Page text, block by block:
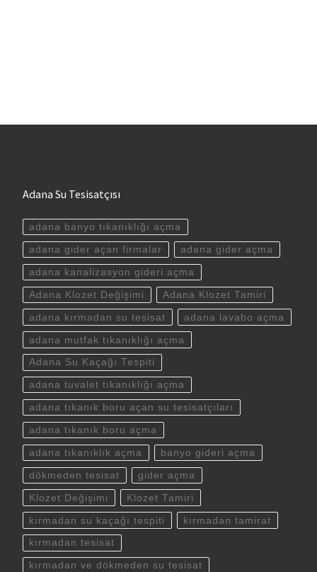
Adana Su Tesisatçısı
adana banyo tıkanıklığı açma
adana gider açan firmalar adana gider açma
adana kanalizasyon gideri açma
Adana Klozet Değişimi Adana Klozet Tamiri
adana kırmadan su tesisat adana lavabo açma
adana mutfak tıkanıklığı açma
Adana Su Kaçağı Tespiti
adana tuvalet tıkanıklığı açma
adana tıkanık boru açan su tesisatçıları
adana tıkanık boru açma
adana tıkanıklık açma banyo gideri açma
dökmeden tesisat gider açma
Klozet Değişimi Klozet Tamiri
kırmadan su kaçağı tespiti kırmadan tamirat
kırmadan tesisat
kırmadan ve dökmeden su tesisat